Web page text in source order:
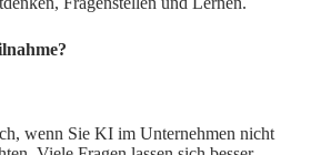
wenn Sie KI im Unternehmen nicht